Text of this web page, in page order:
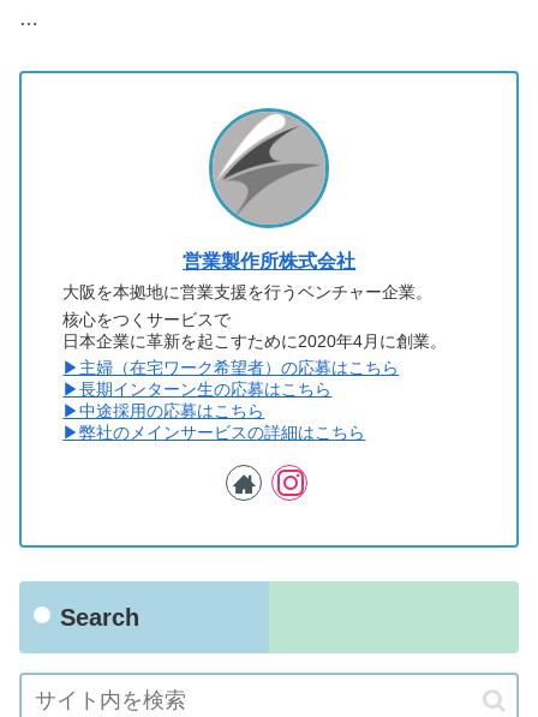
…
営業製作所株式会社
大阪を本拠地に営業支援を行うベンチャー企業。
核心をつくサービスで
日本企業に革新を起こすために2020年4月に創業。
▶︎主婦（在宅ワーク希望者）の応募はこちら
▶︎長期インターン生の応募はこちら
▶︎中途採用の応募はこちら
▶︎弊社のメインサービスの詳細はこちら
Search